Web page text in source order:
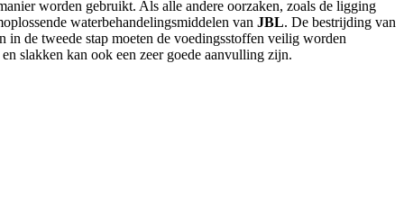
worden gebruikt. Als alle andere oorzaken, zoals de ligging
waterbehandelingsmiddelen van JBL. De bestrijding van
de tweede stap moeten de voedingsstoffen veilig worden
slakken kan ook een zeer goede aanvulling zijn.